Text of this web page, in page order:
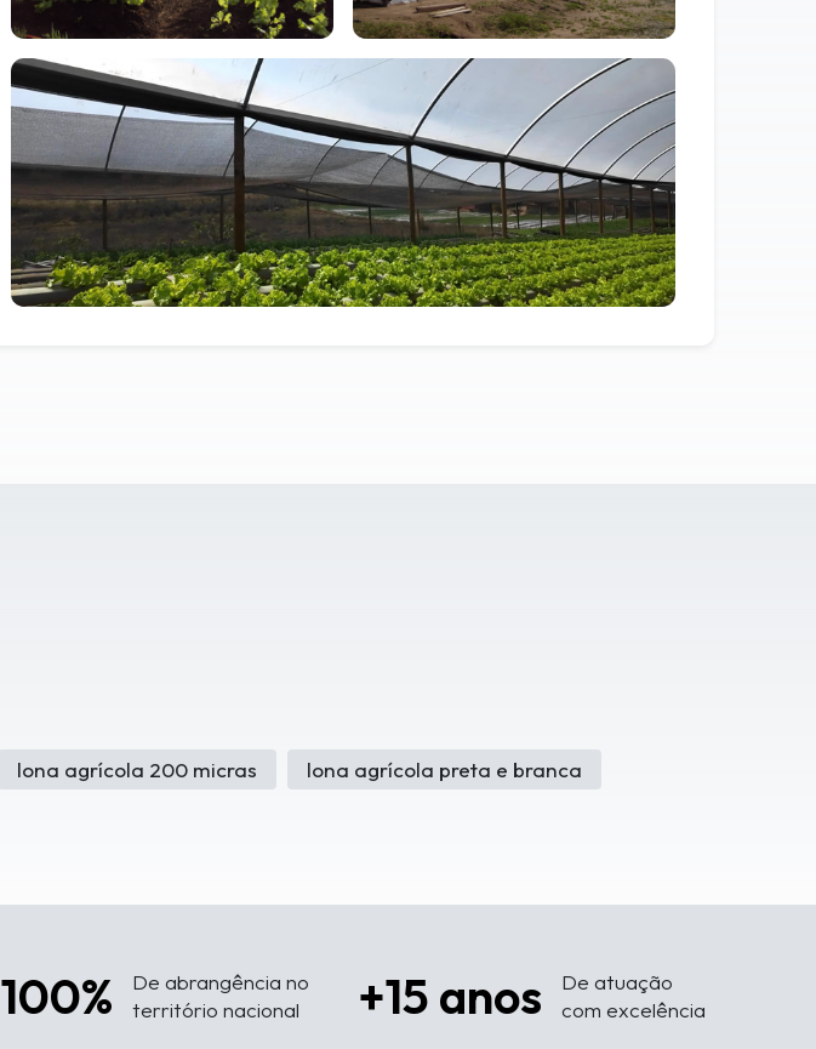
lona agrícola 200 micras lona agrícola preta e branca
100%
De abrangência no
território nacional
+15 anos
De atuação
com excelência